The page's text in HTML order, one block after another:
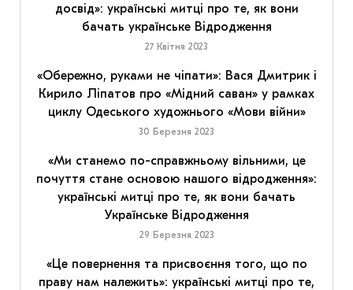
досвід»: українські митці про те, як вони
бачать українське Відродження
27 Квітня 2023
«Обережно, руками не чіпати»: Вася Дмитрик і
Кирило Ліпатов про «Мідний саван» у рамках
циклу Одеського художнього «Мови війни»
30 Березня 2023
«Ми станемо по-справжньому вільними, це
почуття стане основою нашого відродження»:
українські митці про те, як вони бачать
Українське Відродження
29 Березня 2023
«Це повернення та присвоєння того, що по
праву нам належить»: українські митці про те,